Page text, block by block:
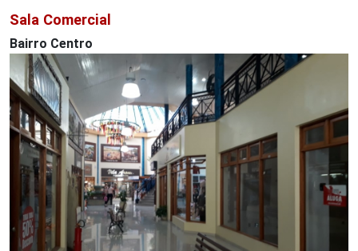
Sala Comercial
Bairro Centro